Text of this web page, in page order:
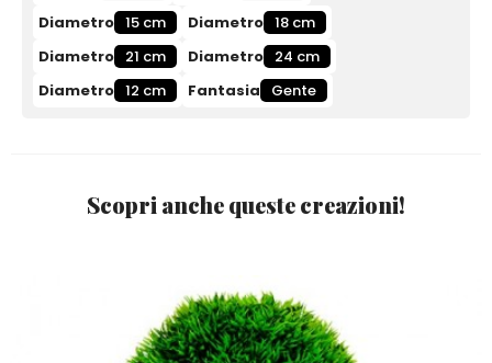
Diametro 15 cm Diametro 18 cm
Diametro 21 cm Diametro 24 cm
Diametro 12 cm Fantasia Gente
Scopri anche queste creazioni!